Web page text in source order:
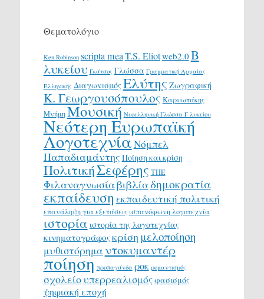
Θεματολόγιο
Ken Robinson scripta meaT.S. Eliotweb2.0 Β
λυκείου Γκάτσος Γλώσσα Γραμματική Αρχαίας
Ελληνικής ΔιαγωνισμόςΕλύτης Ζωγραφική
Κ. Γεωργουσόπουλος Καρυωτάκης
ΜνήμηΜουσική Νεοελληνική Γλώσσα Γ λυκείου
Νεότερη Ευρωπαϊκή
ΛογοτεχνίαΝόμπελ
Παπαδιαμάντης Ποίηση και κρίση
ΠολιτικήΣεφέρης ΤΠΕ
Φιλαναγνωσίαβιβλίαδημοκρατία
εκπαίδευση εκπαιδευτική πολιτική
επανάληψη για εξετάσεις ισπανόφωνη λογοτεχνία
ιστορία ιστορία της λογοτεχνίας
κινηματογράφοςκρίση μελοποίηση
μυθιστόρημα ντοκυμαντέρ
ποίηση προπαγάνδα ροκ ρομαντισμός
σχολείουπερρεαλισμόςφασισμός
ψηφιακή εποχή